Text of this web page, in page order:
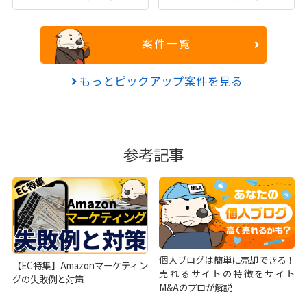
案件一覧
もっとピックアップ案件を見る
参考記事
【EC特集】Amazonマーケティン
グの失敗例と対策
個人ブログは簡単に売却できる！
売れるサイトの特徴をサイト
M&Aのプロが解説